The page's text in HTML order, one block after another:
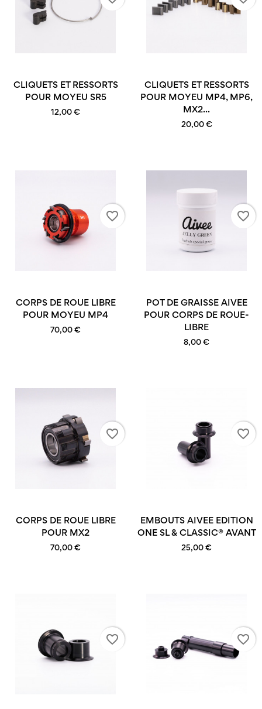
CLIQUETS ET RESSORTS
POUR MOYEU SR5
12,00 €
CLIQUETS ET RESSORTS
POUR MOYEU MP4, MP6,
MX2...
20,00 €
CORPS DE ROUE LIBRE
POUR MOYEU MP4
70,00 €
favorite_border
POT DE GRAISSE AIVEE
POUR CORPS DE ROUE-
LIBRE
8,00 €
favorite_border
CORPS DE ROUE LIBRE
POUR MX2
70,00 €
favorite_border
EMBOUTS AIVEE EDITION
ONE SL & CLASSIC® AVANT
25,00 €
favorite_border
favorite_border favorite_border